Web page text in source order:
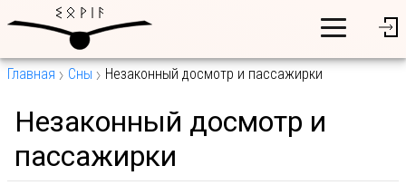
Главная Сны Незаконный досмотр и пассажирки
Незаконный досмотр и
пассажирки